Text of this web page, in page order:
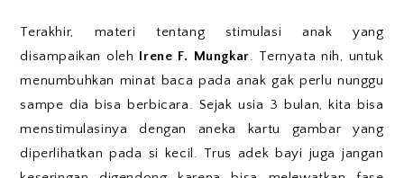
Terakhir, materi tentang stimulasi anak yang
disampaikan oleh Irene F. Mungkar. Ternyata nih, untuk
menumbuhkan minat baca pada anak gak perlu nunggu
sampe dia bisa berbicara. Sejak usia 3 bulan, kita bisa
menstimulasinya dengan aneka kartu gambar yang
diperlihatkan pada si kecil. Trus adek bayi juga jangan